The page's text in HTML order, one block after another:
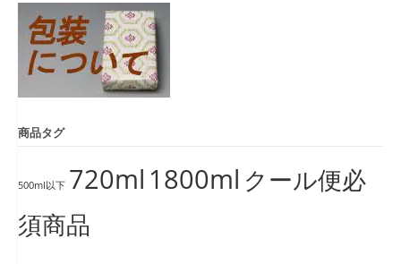
商品タグ
500ml以下 720ml 1800ml クール便必
須商品